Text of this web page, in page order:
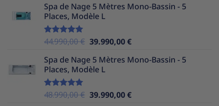
initial
était :
actuel
Spa de Nage 5 Mètres Mono-Bassin - 5
Places, Modèle L
Note5.00
44.990,00€ Le
initial
était :
39.990,00€Le
actuel
Spa de Nage 5 Mètres Mono-Bassin - 5
Places, Modèle L
Note5.00
48.990,00€ Le
39.990,00€Le